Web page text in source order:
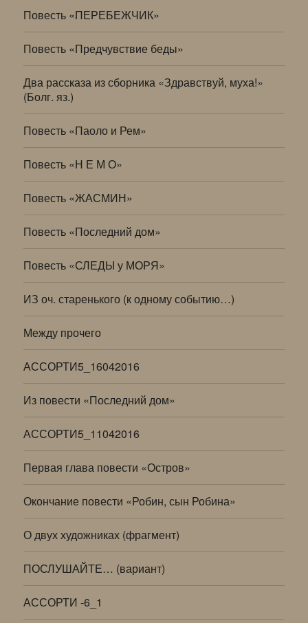
Повесть «ПЕРЕБЕЖЧИК»
Повесть «Предчувствие беды»
Два рассказа из сборника «Здравствуй, муха!»
(Болг. яз.)
Повесть «Паоло и Рем»
Повесть «Н Е М О»
Повесть «ЖАСМИН»
Повесть «Последний дом»
Повесть «СЛЕДЫ у МОРЯ»
ИЗ оч. старенького (к одному событию…)
Между прочего
АССОРТИ5_16042016
Из повести «Последний дом»
АССОРТИ5_11042016
Первая глава повести «Остров»
Окончание повести «Робин, сын Робина»
О двух художниках (фрагмент)
ПОСЛУШАЙТЕ… (вариант)
АССОРТИ -6_1